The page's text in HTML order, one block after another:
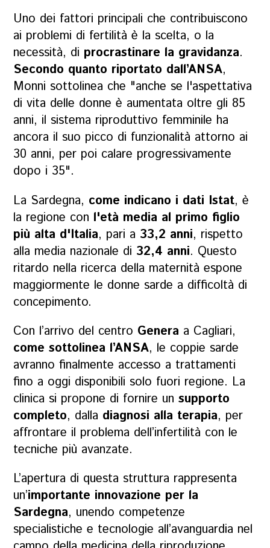
Uno dei fattori principali che contribuiscono
ai problemi di fertilità è la scelta, o la
necessità, di procrastinare la gravidanza.
Secondo quanto riportato dall’ANSA,
Monni sottolinea che "anche se l'aspettativa
di vita delle donne è aumentata oltre gli 85
anni, il sistema riproduttivo femminile ha
ancora il suo picco di funzionalità attorno ai
30 anni, per poi calare progressivamente
dopo i 35".
La Sardegna, come indicano i dati Istat, è
la regione con l'età media al primo figlio
più alta d'Italia, pari a 33,2 anni, rispetto
alla media nazionale di 32,4 anni. Questo
ritardo nella ricerca della maternità espone
maggiormente le donne sarde a difficoltà di
concepimento.
Con l’arrivo del centro Genera a Cagliari,
come sottolinea l’ANSA, le coppie sarde
avranno finalmente accesso a trattamenti
fino a oggi disponibili solo fuori regione. La
clinica si propone di fornire unsupporto
completo, dalla diagnosi alla terapia, per
affrontare il problema dell’infertilità con le
tecniche più avanzate.
L’apertura di questa struttura rappresenta
un’importante innovazione per la
Sardegna, unendo competenze
specialistiche e tecnologie all’avanguardia nel